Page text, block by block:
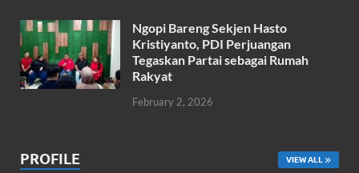
Ngopi Bareng Sekjen Hasto
Kristiyanto, PDI Perjuangan
Tegaskan Partai sebagai Rumah
Rakyat
February 2, 2026
PROFILE VIEW ALL